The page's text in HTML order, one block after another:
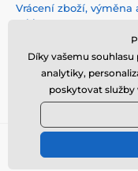
Vrácení zboží, výměna
reklamace
Online vrácení a
Sledování zásilky
Nejčastější dotazy
© 2026
Díky vašemu
analytiky,
poskytovat